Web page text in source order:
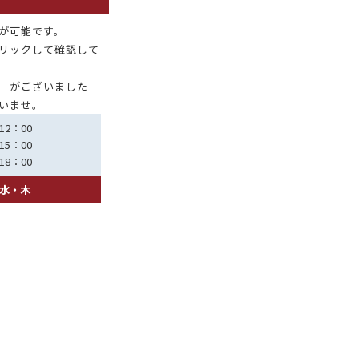
可能です。
ックして確認して
がございました
ませ。
：00
：00
：00
・木